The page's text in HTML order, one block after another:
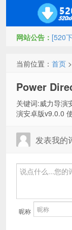
网站公告： [520
当前位置： 首页 >
Power
关键词:威力导演
演安卓版v9.0.0
发表我的
昵称